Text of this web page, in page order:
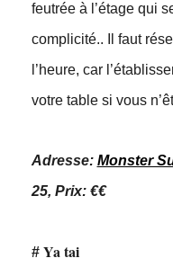
feutrée à l’étage qui
complicité.. Il faut
l’heure, car
votre table si vous
Adresse: Monster
25, Prix: €€
# Ya tai